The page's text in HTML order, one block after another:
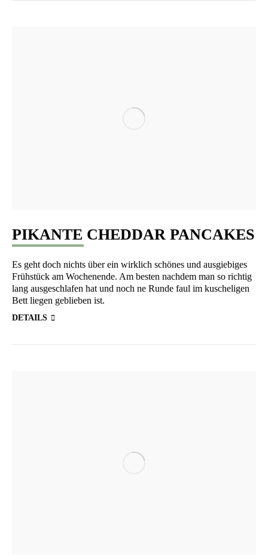
PIKANTE CHEDDAR PANCAKES
Es geht doch nichts über ein wirk­lich schö­nes und aus­gie­bi­ges
Früh­stück am Wochen­en­de. Am bes­ten nach­dem man so rich­tig
lang aus­ge­schla­fen hat und noch ne Run­de faul im kusche­li­gen
Bett lie­gen geblie­ben ist.
DETAILS